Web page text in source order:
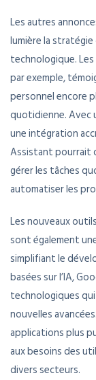
Les autres
lumière la
technologique.
par exemple,
personnel encore
quotidienne. Avec
une intégration
Assistant pourrait
gérer les tâches
automatiser les
Les nouveaux
sont également
simplifiant le
basées sur l’IA,
technologiques
nouvelles
applications plus
aux besoins des
divers secteurs.